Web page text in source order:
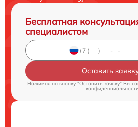
Бесплатная
специалистом
Оставить
Нажимая на кнопку "Оставить заявку" Вы
конфиденциальности